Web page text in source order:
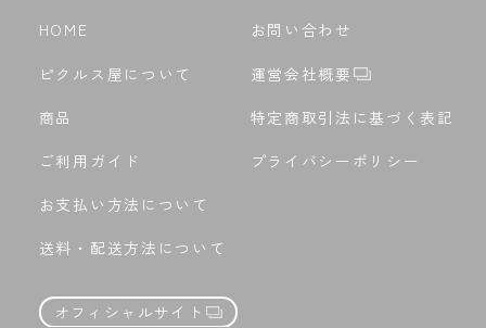
HOME
ピクルス屋について
商品
ご利用ガイド
お支払い方法について
送料・配送方法について
オフィシャルサイト
お問い合わせ
運営会社概要
特定商取引法に基づく表記
プライバシーポリシー